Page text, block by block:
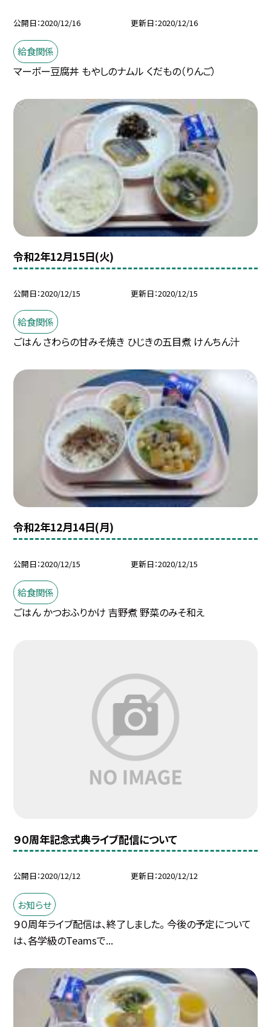
公開日 2020/12/16 更新日 2020/12/16
給食関係
マーボー豆腐丼 もやしのナムル くだもの（りんご）
令和2年12月15日(火)
公開日 2020/12/15 更新日 2020/12/15
給食関係
ごはん さわらの甘みそ焼き ひじきの五目煮 けんちん汁
令和2年12月14日(月)
公開日 2020/12/15 更新日 2020/12/15
給食関係
ごはん かつおふりかけ 吉野煮 野菜のみそ和え
９０周年記念式典ライブ配信について
公開日 2020/12/12 更新日 2020/12/12
お知らせ
９０周年ライブ配信は、終了しました。 今後の予定について
は、各学級のTeamsで...